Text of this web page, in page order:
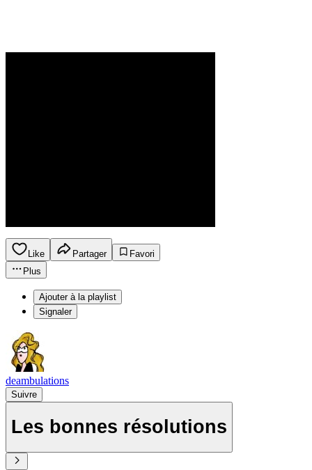
Like Partager
Favori
Plus
Ajouter à la playlist
Signaler
deambulations
Suivre
Les bonnes résolutions